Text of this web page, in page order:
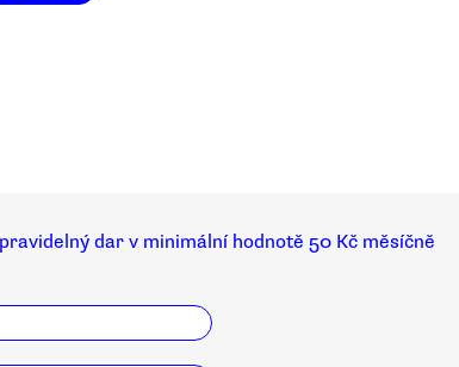
pravidelný dar v minimální hodnotě 50 Kč měsíčně